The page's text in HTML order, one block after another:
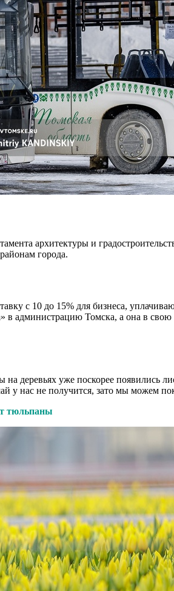
архитектуры и
города.
с 10 до 15% для бизнеса,
администрацию Томска, а она в
деревьях уже поскорее появились
у нас не получится, зато мы можем
тюльпаны